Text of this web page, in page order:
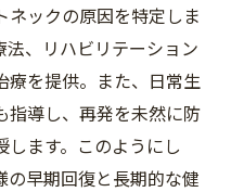
ネックの原因を特定しま
、リハビリテーション
療を提供。また、日常生
指導し、再発を未然に防
します。このようにし
の早期回復と長期的な健